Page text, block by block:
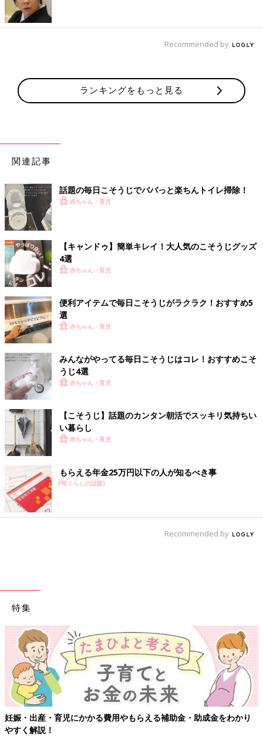
Recommended by
ランキングをもっと見る
関連記事
話題の毎日こそうじでパパっと楽ちんトイレ掃除！
赤ちゃん・育児
【キャンドゥ】簡単キレイ！大人気のこそうじグッズ
4選
赤ちゃん・育児
便利アイテムで毎日こそうじがラクラク！おすすめ5
選
赤ちゃん・育児
みんながやってる毎日こそうじはコレ！おすすめこそ
うじ4選
赤ちゃん・育児
【こそうじ】話題のカンタン朝活でスッキリ気持ちい
い暮らし
赤ちゃん・育児
もらえる年金25万円以下の人が知るべき事
PR(くらしの話題)
Recommended by
特集
妊娠・出産・育児にかかる費用やもらえる補助金・助成金をわかり
やすく解説！